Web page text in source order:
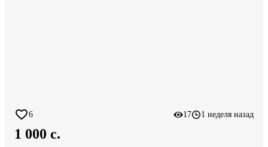
6 17 1 неделя назад
1 000 c.